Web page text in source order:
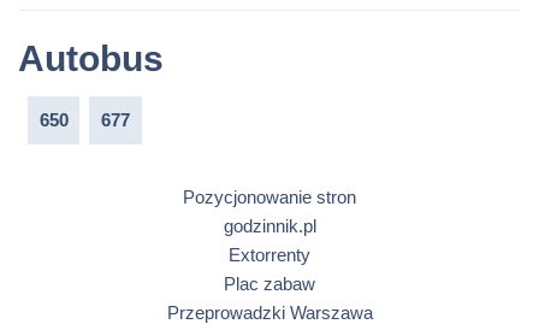
Autobus
650 677
Pozycjonowanie stron
godzinnik.pl
Extorrenty
Plac zabaw
Przeprowadzki Warszawa